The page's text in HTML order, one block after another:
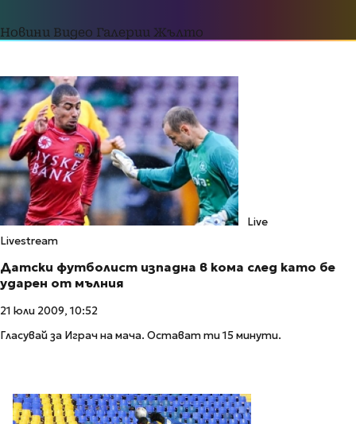
Новини Видео Галерии Жълто
Live
Livestream
Датски футболист изпадна в кома след като бе
ударен от мълния
21 юли 2009, 10:52
Гласувай за Играч на мача. Остават ти 15 минути.